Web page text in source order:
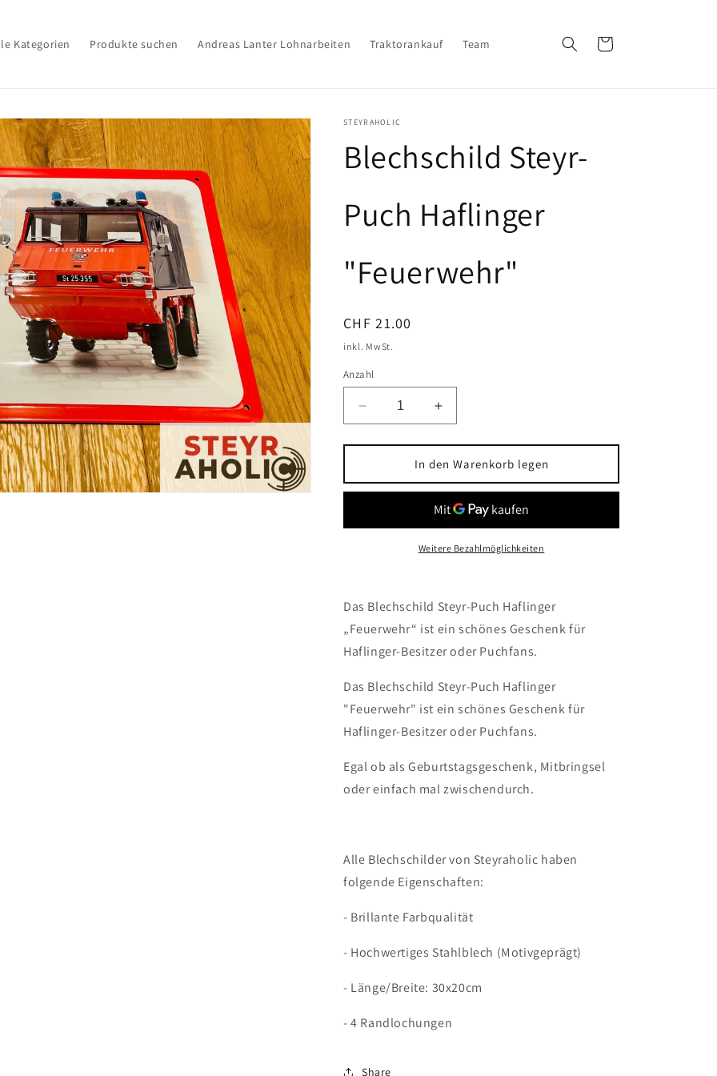
Kategorien Produkte suchen Andreas Lanter Lohnarbeiten Traktorankauf Team Warenkorb
STEYRAHOLIC
Blechschild Steyr-
Puch Haflinger
"Feuerwehr"
Normaler
Preis
CHF 21.00
inkl. MwSt.
Anzahl
Verringere
die
Menge
Blechschild
Steyr-
Haflinger
&quot;Feuerwehr&quot;
Erhöhe
die
Menge
für
Blechschild
Steyr-
Puch
Haflinger
&quot;Feuerwehr&quot;
In den Warenkorb legen
Weitere Bezahlmöglichkeiten
Das Blechschild Steyr-Puch Haflinger
„Feuerwehr“ ist ein schönes Geschenk für
Haflinger-Besitzer oder Puchfans.
Das Blechschild Steyr-Puch Haflinger
"Feuerwehr" ist ein schönes Geschenk für
Haflinger-Besitzer oder Puchfans.
Egal ob als Geburtstagsgeschenk, Mitbringsel
oder einfach mal zwischendurch.
Alle Blechschilder von Steyraholic haben
folgende Eigenschaften:
- Brillante Farbqualität
- Hochwertiges Stahlblech (Motivgeprägt)
- Länge/Breite: 30x20cm
- 4 Randlochungen
Share